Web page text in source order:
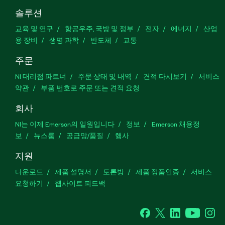
솔루션
교육 및 연구 항공우주, 국방 및 정부 전자 에너지
산업
용 장비
생명 과학 반도체 교통
주문
NI 대리점 파트너 주문 상태 및 내역 견적 다시보기
서비스
약관
부품 번호로 주문 또는 견적 요청
회사
NI는 이제 Emerson의 일원입니다 정보
Emerson 채용정
보
뉴스룸 공급망/품질 행사
지원
다운로드 제품 설명서 토론방 제품 정품인증
서비스
요청하기
웹사이트 피드백
Facebook
TwitterLinkedIn